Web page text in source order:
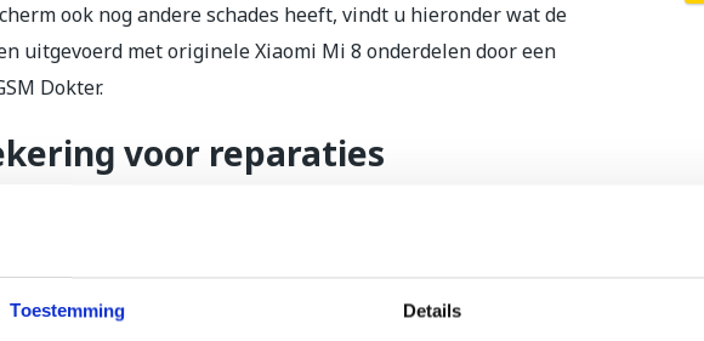
Toestemming Details
ook nog andere schades heeft, vindt u hieronder wat de
uitgevoerd met originele Xiaomi Mi 8 onderdelen door een
Dokter.
voor reparaties
en gebruikt originele Xiaomi Mi 8 onderdelen voor uw
monteurs opgeleid en gecertificeerd om alle reparaties
reparaties aan uw Xiaomi Mi 8 geldt dat u bij ons 12 maanden
uw inboedel- , aansprakelijkheid- of reisverzekering te